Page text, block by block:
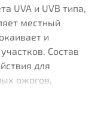
UVA и UVB типа,
местный
и
Состав
для
ожогов,
разновидностей